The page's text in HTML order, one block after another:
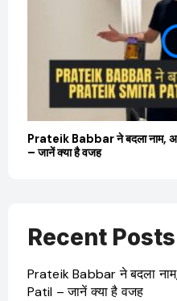
Prateik Babbar ने बदला नाम,
– जानें क्या है वजह
Recent Posts
Prateik Babbar ने बदला
Patil – जानें क्या है वजह